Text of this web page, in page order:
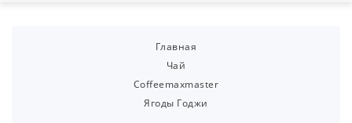
Главная
Чай
Coffeemaxmaster
Ягоды Годжи